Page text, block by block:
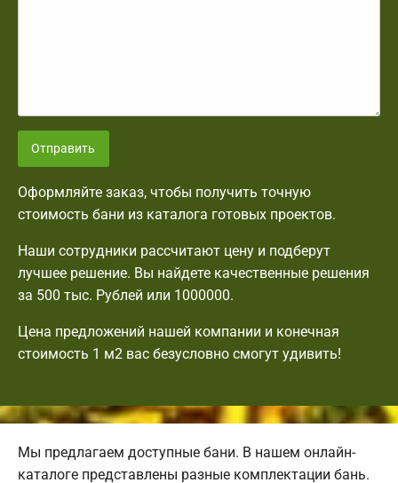
Отправить
Оформляйте заказ, чтобы получить точную
стоимость бани из каталога готовых проектов.
Наши сотрудники рассчитают цену и подберут
лучшее решение. Вы найдете качественные решения
за 500 тыс. Рублей или 1000000.
Цена предложений нашей компании и конечная
стоимость 1 м2 вас безусловно смогут удивить!
Мы предлагаем доступные бани. В нашем онлайн-
каталоге представлены разные комплектации бань.